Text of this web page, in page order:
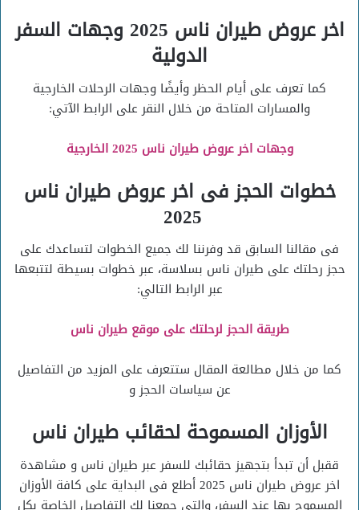
اخر عروض طيران ناس 2025 وجهات السفر
الدولية
كما تعرف على أيام الحظر وأيضًا وجهات الرحلات الخارجية
والمسارات المتاحة من خلال النقر على الرابط الآتي:
وجهات اخر عروض طيران ناس 2025 الخارجية
خطوات الحجز فى اخر عروض طيران ناس
2025
فى مقالنا السابق قد وفرننا لك جميع الخطوات لتساعدك على
حجز رحلتك على طيران ناس بسلاسة، عبر خطوات بسيطة لتتبعها
عبر الرابط التالي:
طريقة الحجز لرحلتك على موقع طيران ناس
كما من خلال مطالعة المقال ستتعرف على المزيد من التفاصيل
عن سياسات الحجز و
الأوزان المسموحة لحقائب طيران ناس
ققبل أن تبدأ بتجهيز حقائبك للسفر عبر طيران ناس و مشاهدة
اخر عروض طيران ناس 2025 أطلع فى البداية على كافة الأوزان
المسموح بها عند السفر، والتى جمعنا لك التفاصيل الخاصة بكل